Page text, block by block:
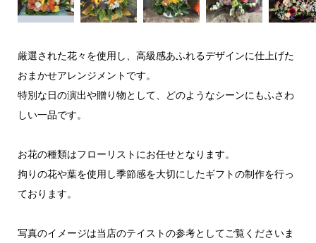
厳選された花々を使用し、高級感あふれるデザインに仕上げた
おまかせアレンジメントです。
特別な日の演出や贈り物として、どのようなシーンにもふさわ
しい一品です。
お花の種類はフローリストにお任せとなります。
拘りの花や葉を使用し季節感を大切にしたギフトの制作を行っ
ております。
写真のイメージは当店のテイストの参考としてご覧くださいま